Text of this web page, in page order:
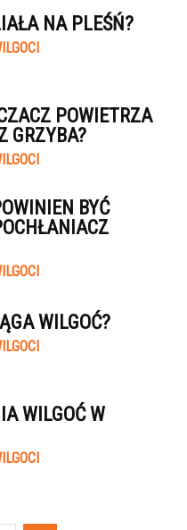
NA PLEŚŃ?
POWIETRZA
GRZYBA?
BYĆ
WILGOĆ?
WILGOĆ W